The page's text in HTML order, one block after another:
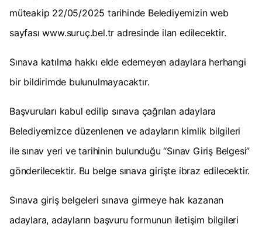
müteakip 22/05/2025 tarihinde Belediyemizin web
sayfası www.suruç.bel.tr adresinde ilan edilecektir.
Sınava katılma hakkı elde edemeyen adaylara herhangi
bir bildirimde bulunulmayacaktır.
Başvuruları kabul edilip sınava çağrılan adaylara
Belediyemizce düzenlenen ve adayların kimlik bilgileri
ile sınav yeri ve tarihinin bulunduğu “Sınav Giriş Belgesi”
gönderilecektir. Bu belge sınava girişte ibraz edilecektir.
Sınava giriş belgeleri sınava girmeye hak kazanan
adaylara, adayların başvuru formunun iletişim bilgileri